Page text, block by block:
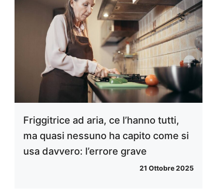
Friggitrice ad aria, ce l’hanno tutti,
ma quasi nessuno ha capito come si
usa davvero: l’errore grave
21 Ottobre 2025